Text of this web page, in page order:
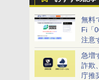
無料
Fi「
注意
急増
詐欺
庁推